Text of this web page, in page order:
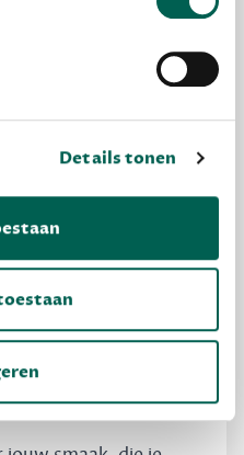
Details tonen
voor jou en je
gratis in